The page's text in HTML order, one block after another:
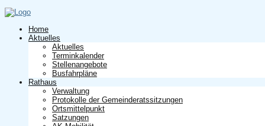
Home
Aktuelles
Aktuelles
Terminkalender
Stellenangebote
Busfahrpläne
Rathaus
Verwaltung
Protokolle der Gemeinderatssitzungen
Ortsmittelpunkt
Satzungen